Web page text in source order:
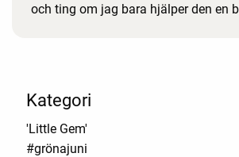
och ting om jag bara hjälper den en
Kategori
'Little Gem'
#grönajuni